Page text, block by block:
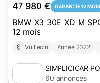
47 980 € GARANTIE 12 MOIS
BMW X3 30E XD M
12 mois
Vuillecin Année 2022
SIMPLICICAR
60 annonces